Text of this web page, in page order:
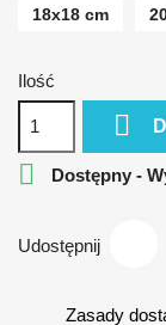
18x18 cm
Ilość

 Dostępny -
Udostępnij
Zasady